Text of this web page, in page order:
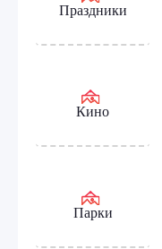
Праздники
Кино
Парки